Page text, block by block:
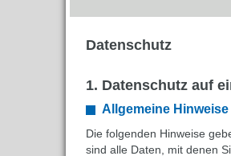
Datenschutz
1. Datenschutz auf
Allgemeine Hinweise
Die folgenden Hinweise
sind alle Daten, mit denen